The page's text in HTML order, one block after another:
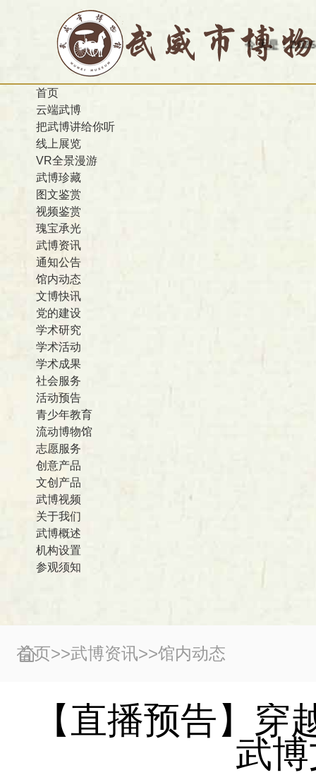
今天是：2026-08-
首页
云端武博
把武博讲给你听
线上展览
VR全景漫游
武博珍藏
图文鉴赏
视频鉴赏
瑰宝承光
武博资讯
通知公告
馆内动态
文博快讯
党的建设
学术研究
学术活动
学术成果
社会服务
活动预告
青少年教育
流动博物馆
志愿服务
创意产品
文创产品
武博视频
关于我们
武博概述
机构设置
参观须知
首页>>武博资讯>>馆内动态
【直播预告】
武